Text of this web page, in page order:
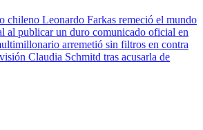
chileno Leonardo Farkas remeció el mundo
al publicar un duro comunicado oficial en
arremetió sin filtros en contra
Claudia Schmitd tras acusarla de